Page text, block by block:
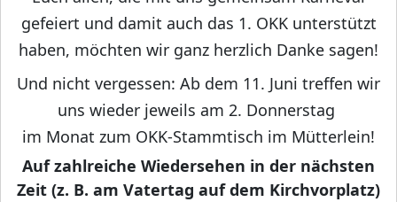
gefeiert und damit auch das 1. OKK unterstützt
haben, möchten wir ganz herzlich Danke sagen!
Und nicht vergessen: Ab dem 11. Juni treffen wir
uns wieder jeweils am 2. Donnerstag
im Monat zum OKK-Stammtisch im Mütterlein!
Auf zahlreiche Wiedersehen in der nächsten
Zeit (z. B. am Vatertag auf dem Kirchvorplatz)